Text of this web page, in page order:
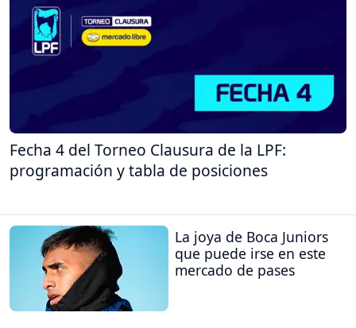
Fecha 4 del Torneo Clausura de la LPF:
programación y tabla de posiciones
La joya de Boca Juniors
que puede irse en este
mercado de pases